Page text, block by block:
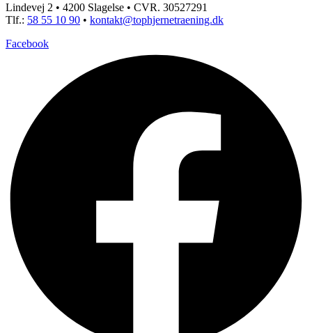
Lindevej 2 • 4200 Slagelse • CVR. 30527291
Tlf.: 58 55 10 90 • kontakt@tophjernetraening.dk
Facebook